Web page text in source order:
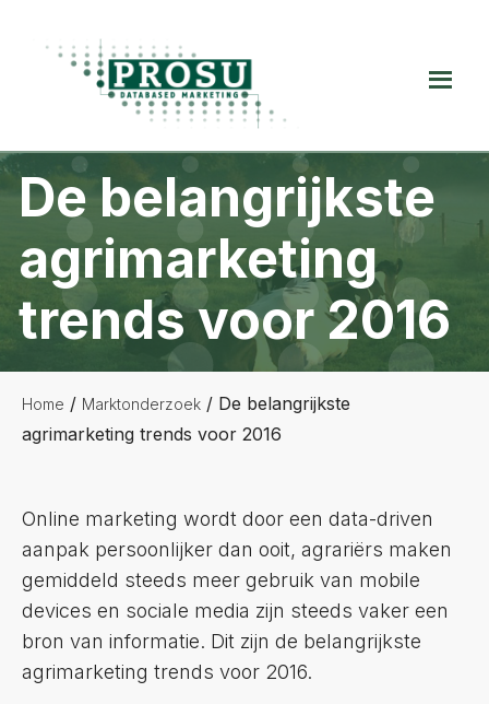
hoofdnavigatie
voettekst
Prosu
Databased
Marketing
De belangrijkste
agrimarketing
trends voor 2016
Home / Marktonderzoek / De belangrijkste
agrimarketing trends voor 2016
Online marketing wordt door een data-driven
aanpak persoonlijker dan ooit, agrariërs maken
gemiddeld steeds meer gebruik van mobile
devices en sociale media zijn steeds vaker een
bron van informatie. Dit zijn de belangrijkste
agrimarketing trends voor 2016.